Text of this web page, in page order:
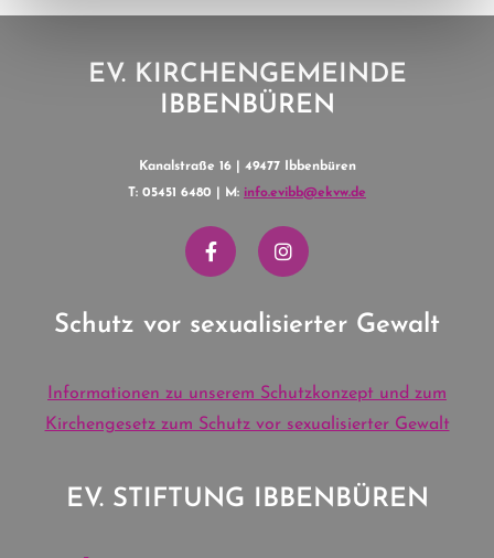
EV. KIRCHENGEMEINDE
IBBENBÜREN
Kanalstraße 16 | 49477 Ibbenbüren
T: 05451 6480 | M: info.evibb@ekvw.de
Schutz vor sexualisierter Gewalt
Informationen zu unserem Schutzkonzept und zum
Kirchengesetz zum Schutz vor sexualisierter Gewalt
EV. STIFTUNG IBBENBÜREN